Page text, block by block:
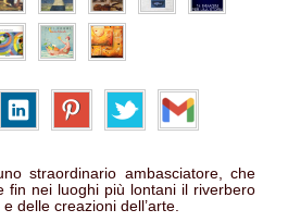
straordinario ambasciatore, che
fin nei luoghi più lontani il riverbero
delle creazioni dell’arte.